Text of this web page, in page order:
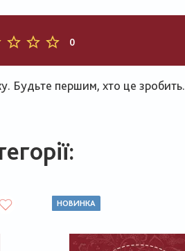
0
Будьте першим, хто це зробить.
НОВИНКА